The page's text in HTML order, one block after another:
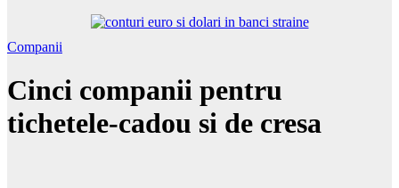
Companii
Cinci companii pentru
tichetele-cadou si de cresa